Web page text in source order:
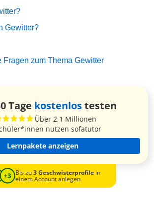
Gewitter?
Fragen zum Thema Gewitter
Tage kostenlostesten
Über 2,1 Millionen
nutzen sofatutor
Lernpakete anzeigen
Bis zu3 Geschwisterprofilein
einem Account anlegen